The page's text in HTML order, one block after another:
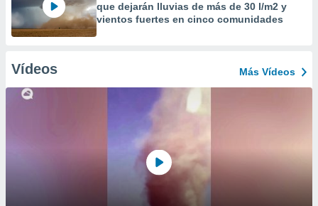
que dejarán lluvias de más de 30 l/m2 y
vientos fuertes en cinco comunidades
Vídeos Más Vídeos